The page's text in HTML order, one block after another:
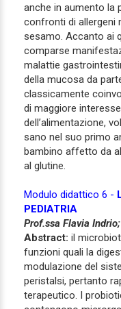
anche in aumento la
confronti di allergeni
sesamo. Accanto ai
comparse
malattie
della mucosa da
classicamente
di maggiore
dell’alimentazione,
sano nel suo primo
bambino affetto da
al glutine.
Modulo didattico 6 -
PEDIATRIA
Prof.ssa Flavia
Abstract: il
funzioni quali la
modulazione del
peristalsi, pertanto
terapeutico. I